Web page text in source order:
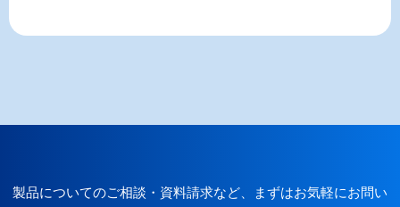
製品についてのご相談・資料請求など、まずはお気軽にお問い